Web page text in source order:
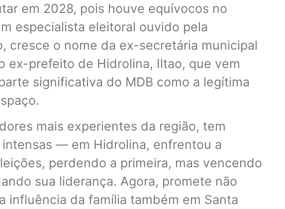
em 2028, pois houve equívocos no
especialista eleitoral ouvido pela
cresce o nome da ex-secretária municipal
ex-prefeito de Hidrolina, Iltao, que vem
significativa do MDB como a legítima
mais experientes da região, tem
— em Hidrolina, enfrentou a
perdendo a primeira, mas vencendo
sua liderança. Agora, promete não
influência da família também em Santa